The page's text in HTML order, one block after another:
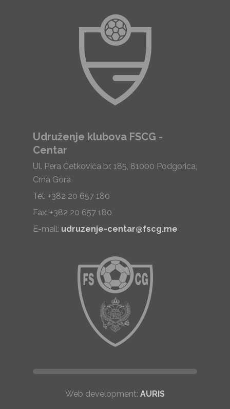
Udruženje klubova FSCG -
Centar
Ul. Pera Ćetkovića br. 185, 81000 Podgorica,
Crna Gora
Tel: +382 20 657 180
Fax: +382 20 657 180
E-mail: udruzenje-centar@fscg.me
Web development: AURIS